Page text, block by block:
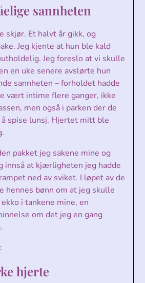
sannheten
skjør. Et halvt år gikk, og
Jeg kjente at hun ble kald
Jeg foreslo at vi skulle
en uke senere avslørte hun
sannheten – forholdet hadde
vært intime flere ganger, ikke
men også i parken der de
spise lunsj. Hjertet mitt ble
pakket jeg sakene mine og
innså at kjærligheten jeg hadde
ned av sviket. I løpet av de
hennes bønn om at jeg skulle
i tankene mine, en
om det jeg en gang
hjerte